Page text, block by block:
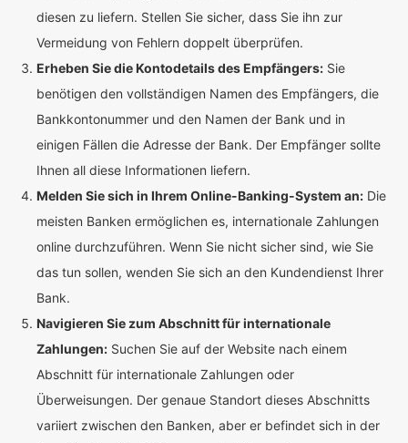
diesen zu liefern. Stellen Sie sicher, dass Sie ihn zur
Vermeidung von Fehlern doppelt überprüfen.
Erheben Sie die Kontodetails des Empfängers: Sie
benötigen den vollständigen Namen des Empfängers, die
Bankkontonummer und den Namen der Bank und in
einigen Fällen die Adresse der Bank. Der Empfänger sollte
Ihnen all diese Informationen liefern.
Melden Sie sich in Ihrem Online-Banking-System an: Die
meisten Banken ermöglichen es, internationale Zahlungen
online durchzuführen. Wenn Sie nicht sicher sind, wie Sie
das tun sollen, wenden Sie sich an den Kundendienst Ihrer
Bank.
Navigieren Sie zum Abschnitt für internationale
Zahlungen: Suchen Sie auf der Website nach einem
Abschnitt für internationale Zahlungen oder
Überweisungen. Der genaue Standort dieses Abschnitts
variiert zwischen den Banken, aber er befindet sich in der